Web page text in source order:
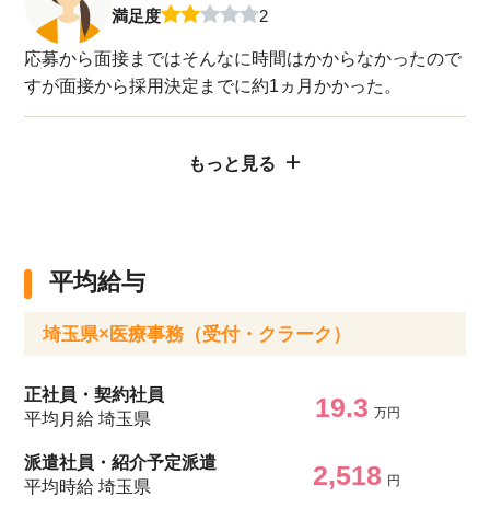
満足度
2
応募から面接まではそんなに時間はかからなかったので
すが面接から採用決定までに約1ヵ月かかった。
もっと見る
平均給与
埼玉県×医療事務（受付・クラーク）
正社員・契約社員
平均月給 埼玉県
19.3 万円
派遣社員・紹介予定派遣
平均時給 埼玉県
2,518 円